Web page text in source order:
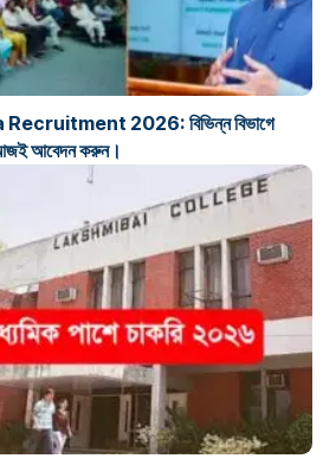
2026: বিভিন্ন বিভাগে
আবেদন করুন।